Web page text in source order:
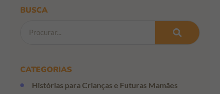
BUSCA
CATEGORIAS
Histórias para Crianças e Futuras Mamães